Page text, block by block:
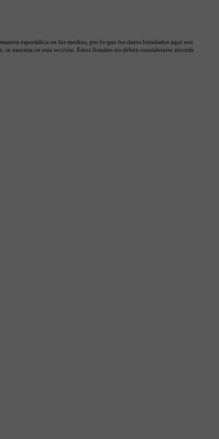
esporádica en los medios, por lo que los datos brindados aquí son
muestra en esta sección. Estos listados no deben considerarse récords